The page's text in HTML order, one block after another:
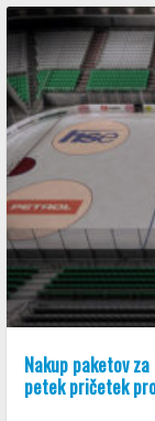
Nakup paketov
petek pričetek